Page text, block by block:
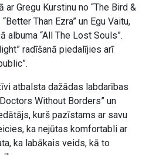
Gregu Kurstinu no “The Bird &
Than Ezra” un Egu Vaitu,
albuma “All The Lost Souls”.
radīšanā piedalījies arī
atbalsta dažādas labdarības
Without Borders” un
kurš pazīstams ar savu
ka nejūtas komfortabli ar
ka labākais veids, kā to